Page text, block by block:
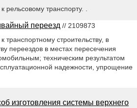
рельсовому транспорту. .
переезд // 2109873
транспортному строительству, в
переездов в местах пересечения
техническим результатом
надежности, упрощение
изготовления системы верхнего